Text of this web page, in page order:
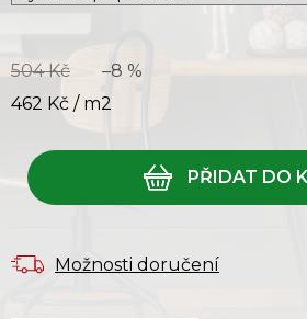
504 Kč
–8 %
462 Kč / m2
Možnosti doručení